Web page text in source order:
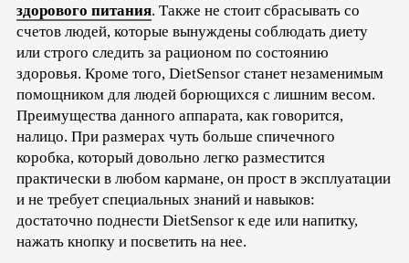
здорового питания. Также не стоит сбрасывать со
счетов людей, которые вынуждены соблюдать диету
или строго следить за рационом по состоянию
здоровья. Кроме того, DietSensor станет незаменимым
помощником для людей борющихся с лишним весом.
Преимущества данного аппарата, как говорится,
налицо. При размерах чуть больше спичечного
коробка, который довольно легко разместится
практически в любом кармане, он прост в эксплуатации
и не требует специальных знаний и навыков:
достаточно поднести DietSensor к еде или напитку,
нажать кнопку и посветить на нее.